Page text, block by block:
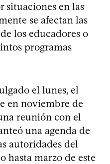
situaciones en las
se afectan las
los educadores o
programas
el lunes, el
en noviembre de
reunión con el
una agenda de
autoridades del
hasta marzo de este